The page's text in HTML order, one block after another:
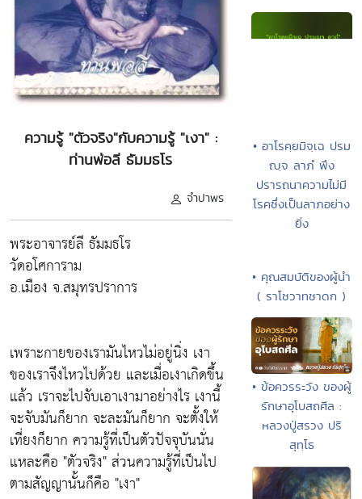
ความรู้ "ตัวจริง"กับความรู้ "เงา" :
ท่านพ่อลี ธัมมธโร
จำปาพร
พระอาจารย์ลี ธัมมธโร
วัดอโศการาม
อ.เมือง จ.สมุทรปราการ
เพราะกายของเรามันไหวไม่อยู่นิ่ง เงา
ของเราจึงไหวไปด้วย และเมื่อเงาเกิดขึ้น
แล้ว เราจะไปจับเอาเงามาอย่างไร เงานี้
จะจับมันก็ยาก จะละมันก็ยาก จะตั้งให้
เที่ยงก็ยาก ความรู้ที่เป็นตัวปัจจุบันนั่น
แหละคือ "ตัวจริง" ส่วนความรู้ที่เป็นไป
ตามสัญญานั้นก็คือ "เงา"
• อาโรคฺยมิจฺเฉ ปรม
ญฺจ ลาภํ พึง
ปรารถนาความไม่มี
โรคซึ่งเป็นลาภอย่าง
ยิ่ง
• คุณสมบัติของผู้นำ
( ราโชวาทชาดก )
• ข้อควรระวัง ของผู้
รักษาอุโบสถศีล :
หลวงปู่สรวง ปริ
สุทฺโธ